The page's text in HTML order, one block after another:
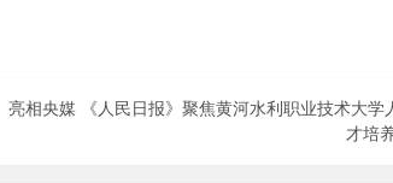
亮相央媒 《人民日报》聚焦黄河水利职业技术大学
才培